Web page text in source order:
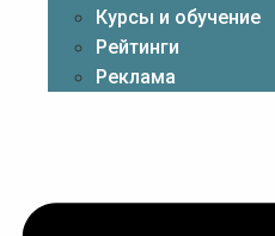
Курсы и обучение
Рейтинги
Реклама